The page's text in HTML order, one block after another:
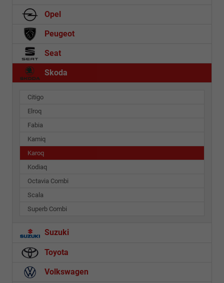
Opel
Peugeot
Seat
Skoda
Citigo
Elroq
Fabia
Kamiq
Karoq
Kodiaq
Octavia Combi
Scala
Superb Combi
Suzuki
Toyota
Volkswagen